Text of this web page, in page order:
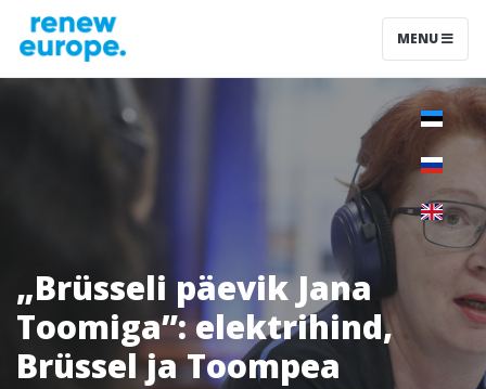
MENU
„Brüsseli päevik Jana
Toomiga”: elektrihind,
Brüssel ja Toompea